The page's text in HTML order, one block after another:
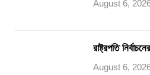
August 6,
রাষ্ট্রপতি
August 6,